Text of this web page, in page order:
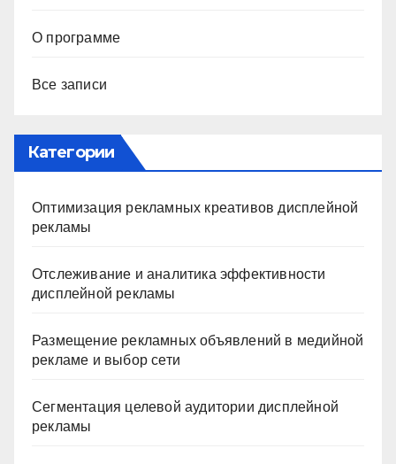
О программе
Все записи
Категории
Оптимизация рекламных креативов дисплейной
рекламы
Отслеживание и аналитика эффективности
дисплейной рекламы
Размещение рекламных объявлений в медийной
рекламе и выбор сети
Сегментация целевой аудитории дисплейной
рекламы